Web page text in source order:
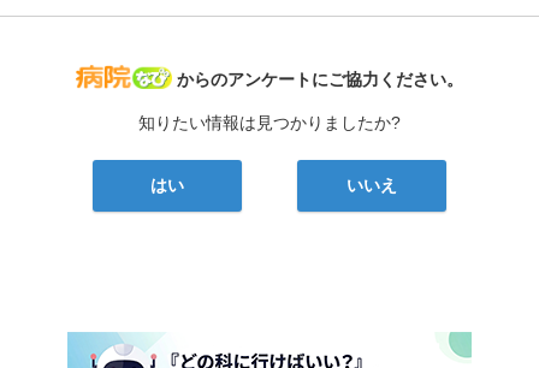
病院なび
からのアンケートにご協力ください。
知りたい情報は見つかりましたか?
はい いいえ